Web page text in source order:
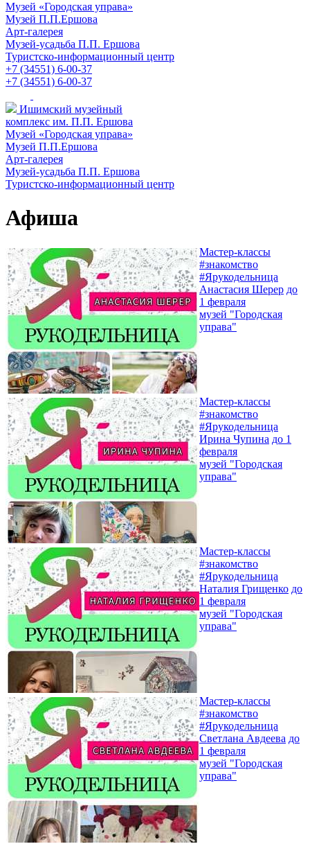
Музей «Городская управа»
Музей П.П.Ершова
Арт-галерея
Музей-усадьба П.П. Ершова
Туристско-информационный центр
+7 (34551) 6-00-37
+7 (34551) 6-00-37
Ишимский музейный
комплекс им. П.П. Ершова
Музей «Городская управа»
Музей П.П.Ершова
Арт-галерея
Музей-усадьба П.П. Ершова
Туристско-информационный центр
Афиша
Мастер-классы
#знакомство
#Ярукодельница
Анастасия Шерер до
1 февраля
музей "Городская
управа"
Мастер-классы
#знакомство
#Ярукодельница
Ирина Чупина до 1
февраля
музей "Городская
управа"
Мастер-классы
#знакомство
#Ярукодельница
Наталия Грищенко до
1 февраля
музей "Городская
управа"
Мастер-классы
#знакомство
#Ярукодельница
Светлана Авдеева до
1 февраля
музей "Городская
управа"